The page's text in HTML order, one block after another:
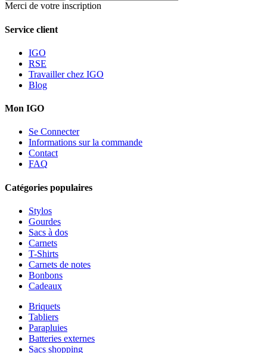
Merci de votre inscription
Service client
IGO
RSE
Travailler chez IGO
Blog
Mon IGO
Se Connecter
Informations sur la commande
Contact
FAQ
Catégories populaires
Stylos
Gourdes
Sacs à dos
Carnets
T-Shirts
Carnets de notes
Bonbons
Cadeaux
Briquets
Tabliers
Parapluies
Batteries externes
Sacs shopping